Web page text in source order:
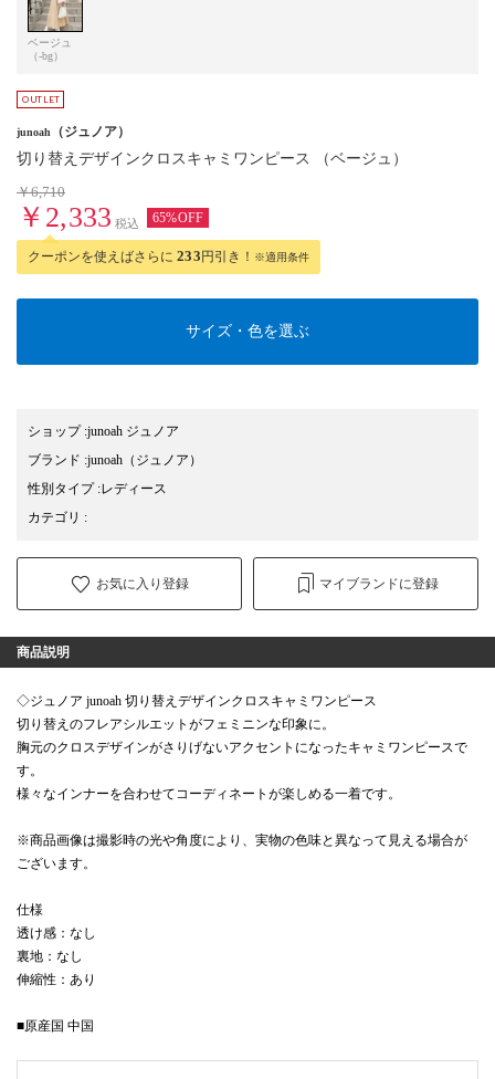
ベージュ
（-bg）
junoah （ジュノア）
切り替えデザインクロスキャミワンピース （ベージュ）
￥6,710
￥2,333 税込 65%OFF
クーポンを使えばさらに 233円引き！ ※適用条件
サイズ・色を選ぶ
ショップ:junoah ジュノア
ブランド :junoah （ジュノア）
性別タイプ:レディース
カテゴリ :
お気に入り登録 マイブランドに登録
商品説明
◇ジュノア junoah 切り替えデザインクロスキャミワンピース
切り替えのフレアシルエットがフェミニンな印象に。
胸元のクロスデザインがさりげないアクセントになったキャミワンピースで
す。
様々なインナーを合わせてコーディネートが楽しめる一着です。
※商品画像は撮影時の光や角度により、実物の色味と異なって見える場合が
ございます。
仕様
透け感：なし
裏地：なし
伸縮性：あり
■原産国 中国